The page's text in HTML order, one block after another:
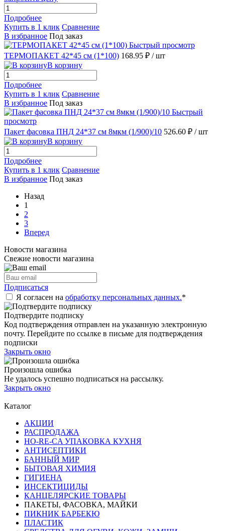
Подробнее
Купить в 1 клик Сравнение
В избранное Под заказ
Быстрый просмотр
ТЕРМОПАКЕТ 42*45 см (1*100) 168.95 ₽ / шт
В корзину
Подробнее
Купить в 1 клик Сравнение
В избранное Под заказ
Быстрый
просмотр
Пакет фасовка ПНД 24*37 см 8мкм (1/900)/10 526.60 ₽ / шт
В корзину
Подробнее
Купить в 1 клик Сравнение
В избранное Под заказ
Назад
1
2
3
Вперед
Новости магазина
Свежие новости магазина
Подписаться
Я согласен на обработку персональных данных.*
Подтвердите подписку
Код подтверждения отправлен на указанную электронную
почту. Перейдите по ссылке в письме для подтверждения
подписки
Закрыть окно
Произошла ошибка
Не удалось успешно подписаться на рассылку.
Закрыть окно
Каталог
АКЦИИ
РАСПРОДАЖА
HO-RE-CA УПАКОВКА КУХНЯ
АНТИСЕПТИКИ
БАННЫЙ МИР
БЫТОВАЯ ХИМИЯ
ГИГИЕНА
ИНСЕКТИЦИДЫ
КАНЦЕЛЯРСКИЕ ТОВАРЫ
ПАКЕТЫ, ФАСОВКА, МАЙКИ
ПИКНИК БАРБЕКЮ
ПЛАСТИК